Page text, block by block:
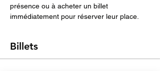
présence ou à acheter un billet
immédiatement pour réserver leur place.
Billets